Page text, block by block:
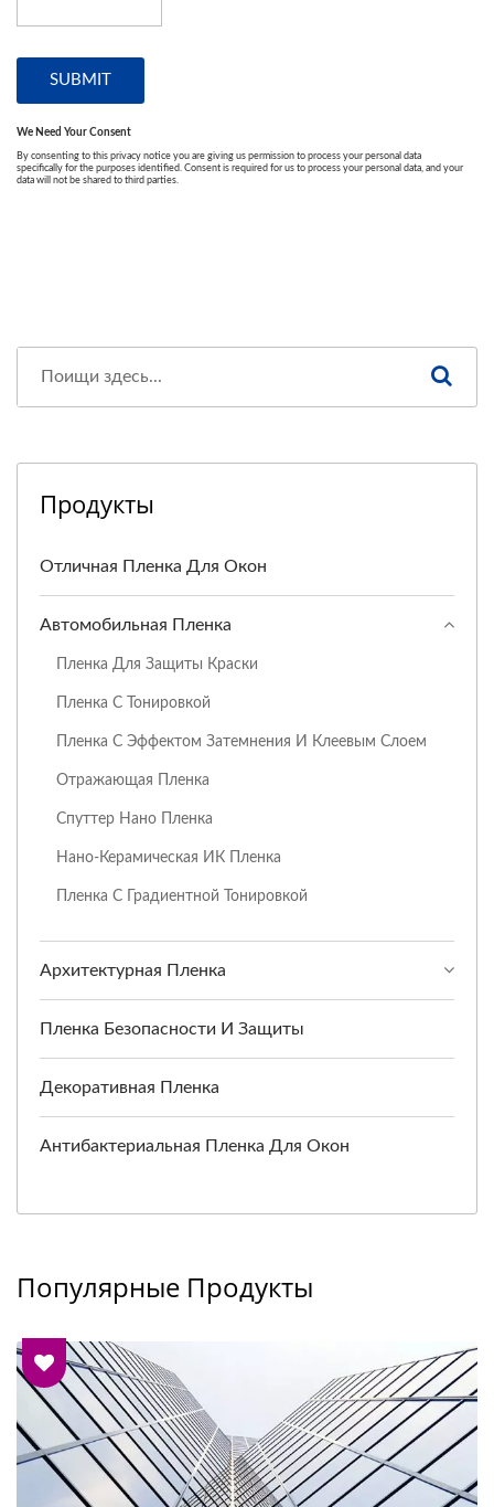
Продукты
Отличная Пленка Для Окон
Автомобильная Пленка
Пленка Для Защиты Краски
Пленка С Тонировкой
Пленка С Эффектом Затемнения И Клеевым Слоем
Отражающая Пленка
Спуттер Нано Пленка
Нано-Керамическая ИК Пленка
Пленка С Градиентной Тонировкой
Архитектурная Пленка
Пленка Безопасности И Защиты
Декоративная Пленка
Антибактериальная Пленка Для Окон
Популярные Продукты